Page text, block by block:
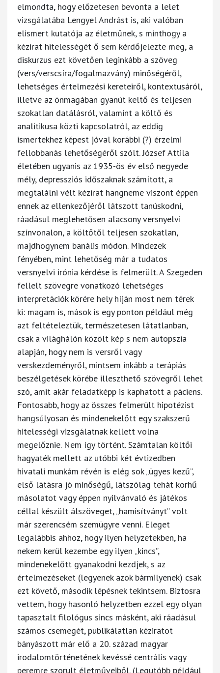
elmondta, hogy előzetesen bevonta a lelet
vizsgálatába Lengyel Andrást is, aki valóban
elismert kutatója az életműnek, s minthogy a
kézirat hitelességét ő sem kérdőjelezte meg, a
diskurzus ezt követően leginkább a szöveg
(vers/verscsíra/fogalmazvány) minőségéről,
lehetséges értelmezési kereteiről, kontextusáról,
illetve az önmagában gyanút keltő és teljesen
szokatlan datálásról, valamint a költő és
analitikusa közti kapcsolatról, az eddig
ismertekhez képest jóval korábbi (?) érzelmi
fellobbanás lehetőségéről szólt. József Attila
életében ugyanis az 1935-ös év első negyede
mély, depressziós időszaknak számított, a
megtalálni vélt kézirat hangneme viszont éppen
ennek az ellenkezőjéről látszott tanúskodni,
ráadásul meglehetősen alacsony versnyelvi
színvonalon, a költőtől teljesen szokatlan,
majdhogynem banális módon. Mindezek
fényében, mint lehetőség már a tudatos
versnyelvi irónia kérdése is felmerült. A Szegeden
fellelt szövegre vonatkozó lehetséges
interpretációk körére hely híján most nem térek
ki: magam is, mások is egy ponton például még
azt feltételeztük, természetesen látatlanban,
csak a világhálón közölt kép s nem autopszia
alapján, hogy nem is versről vagy
verskezdeményről, mintsem inkább a terápiás
beszélgetések körébe illeszthető szövegről lehet
szó, amit akár feladatképp is kaphatott a páciens.
Fontosabb, hogy az összes felmerült hipotézist
hangsúlyosan és mindenekelőtt egy szakszerű
hitelességi vizsgálatnak kellett volna
megelőznie. Nem így történt. Számtalan költői
hagyaték mellett az utóbbi két évtizedben
hivatali munkám révén is elég sok „ügyes kezű”,
első látásra jó minőségű, látszólag tehát korhű
másolatot vagy éppen nyilvánvaló és játékos
céllal készült álszöveget, „hamisítványt” volt
már szerencsém szemügyre venni. Eleget
legalábbis ahhoz, hogy ilyen helyzetekben, ha
nekem kerül kezembe egy ilyen „kincs”,
mindenekelőtt gyanakodni kezdjek, s az
értelmezéseket (legyenek azok bármilyenek) csak
ezt követő, második lépésnek tekintsem. Biztosra
vettem, hogy hasonló helyzetben ezzel egy olyan
tapasztalt filológus sincs másként, aki ráadásul
számos csemegét, publikálatlan kéziratot
bányászott már elő a 20. század magyar
irodalomtörténetének kevéssé centrális vagy
peremre szorult életműveiből. (Legutóbb például